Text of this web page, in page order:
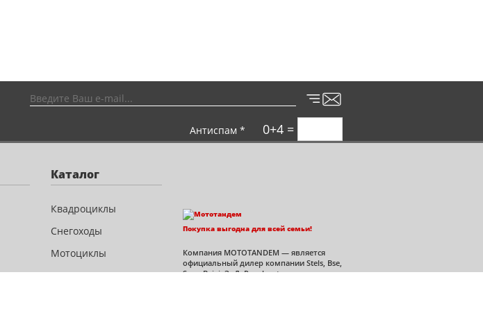
Антиспам * 0+4 =
Каталог
Квадроциклы
Снегоходы
Мотоциклы
Скутеры
Покупка выгодна для всей семьи!
Компания MOTOTANDEM — является
официальный дилер компании Stels, Bse,
Sym, Bajaj, ЗиД, Regulmoto во